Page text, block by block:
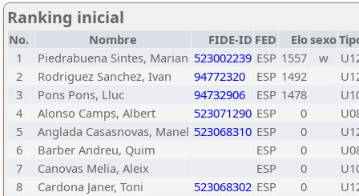
Ranking inicial
No. Nombre FIDE-ID FED Elosexo
1
Piedrabuena Sintes, Marian 523002239 ESP 1557 w
2
Rodriguez Sanchez, Ivan 94772320 ESP 1492
3
Pons Pons, Lluc 94732906 ESP 1478
4
Alonso Camps, Albert 523071290 ESP 0
5
Anglada Casasnovas, Manel 523068310 ESP 0
6
Barber Andreu, Quim ESP 0
7
Canovas Melia, Aleix ESP 0
8
Cardona Janer, Toni 523068302 ESP 0